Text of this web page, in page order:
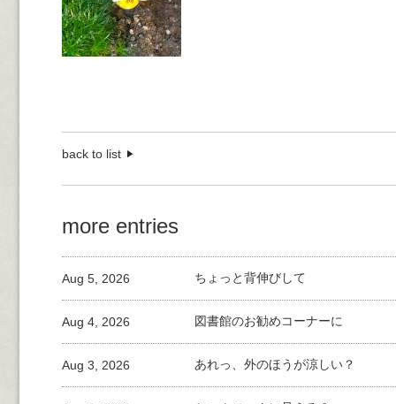
back to list
more entries
ちょっと背伸びして
Aug 5, 2026
図書館のお勧めコーナーに
Aug 4, 2026
あれっ、外のほうが涼しい？
Aug 3, 2026